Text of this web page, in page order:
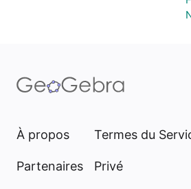
À propos
Partenaires
Termes du
Privé